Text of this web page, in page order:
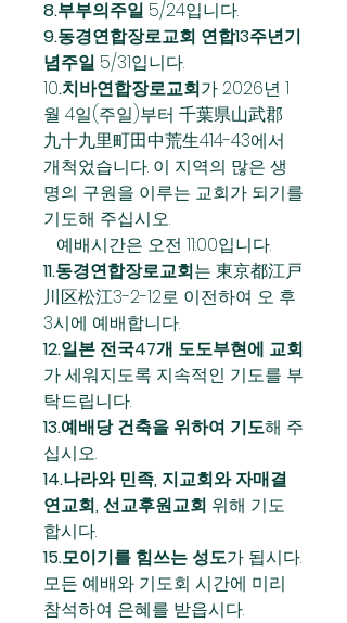
8.부부의주일 5/24입니다.
9.동경연합장로교회 연합13주년기
념주일 5/31입니다.
10.치바연합장로교회가 2026년 1
월 4일(주일)부터 千葉県山武郡
九十九里町田中荒生414-43에서
개척었습니다. 이 지역의 많은 생
명의 구원을 이루는 교회가 되기를
기도해 주십시오.
예배시간은 오전 11:00입니다.
11.동경연합장로교회는 東京都江戸
川区松江3-2-12로 이전하여 오 후
3시에 예배합니다.
12.일본 전국47개 도도부현에 교회
가 세워지도록 지속적인 기도를 부
탁드립니다.
13.예배당 건축을 위하여 기도해 주
십시오.
14.나라와 민족, 지교회와 자매결
연교회, 선교후원교회 위해 기도
합시다.
15.모이기를 힘쓰는 성도가 됩시다.
모든 예배와 기도회 시간에 미리
참석하여 은혜를 받읍시다.